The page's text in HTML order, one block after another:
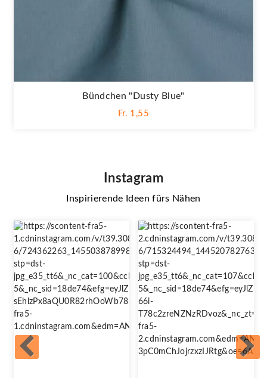
Bündchen "Dusty Blue"
Fr. 1,55
Instagram
Inspirierende Ideen fürs Nähen